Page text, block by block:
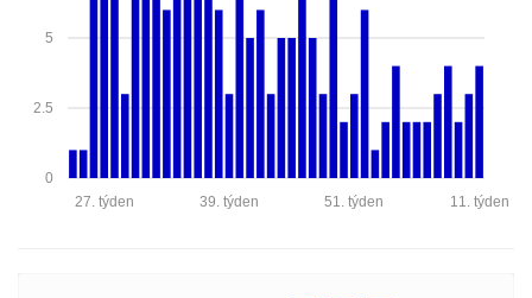
0
2.5
5
11. týden
51. týden
39. týden
27. týden